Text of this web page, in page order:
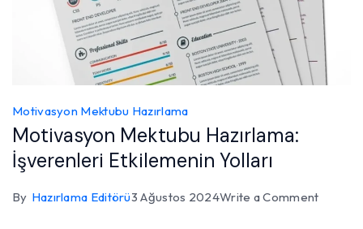
Motivasyon Mektubu Hazırlama
Motivasyon Mektubu Hazırlama:
İşverenleri Etkilemenin Yolları
By Hazırlama Editörü3 Ağustos 2024Write a Commenton